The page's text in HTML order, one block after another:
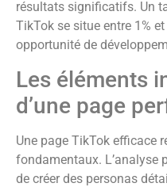
résultats significatifs. Un
TikTok se situe entre 1%
opportunité de
Les éléments
d’une page
Une page TikTok efficace
fondamentaux. L’analyse
de créer des personas